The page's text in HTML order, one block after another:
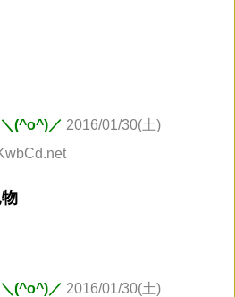
(^o^)／ 2016/01/30(土)
(^o^)／ 2016/01/30(土)